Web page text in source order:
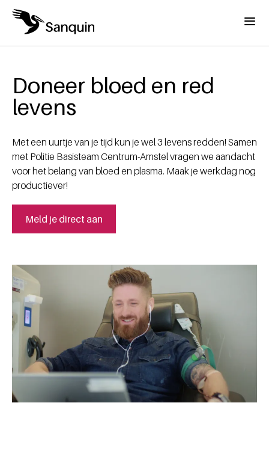
Overslaan en naar de inhoud gaan
Menu
Home
Doneer bloed en red
levens
Met een uurtje van je tijd kun je wel 3 levens redden! Samen
met Politie Basisteam Centrum-Amstel vragen we aandacht
voor het belang van bloed en plasma. Maak je werkdag nog
productiever!
Meld je direct aan